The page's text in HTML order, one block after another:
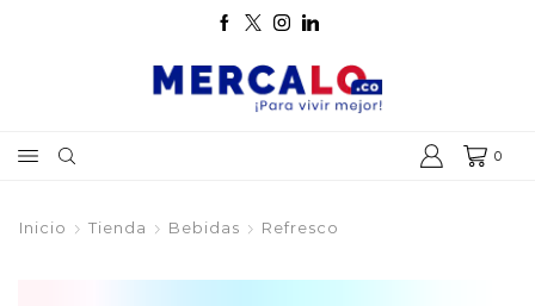
0
Inicio Tienda Bebidas Refresco